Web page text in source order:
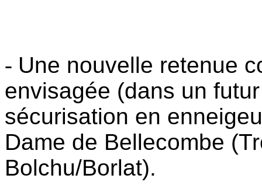
- Une nouvelle retenue
envisagée (dans un
sécurisation en
Dame de Bellecombe
Bolchu/Borlat).